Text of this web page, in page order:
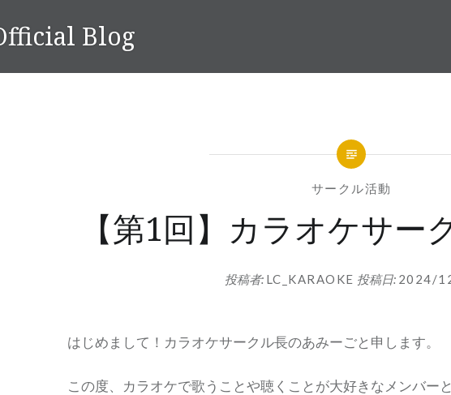
Blog
サークル活動
【第1回】カラオケサー
投稿者: LC_KARAOKE 投稿日: 2024/
はじめまして！カラオケサークル長のあみーごと申します。
この度、カラオケで歌うことや聴くことが大好きなメンバー